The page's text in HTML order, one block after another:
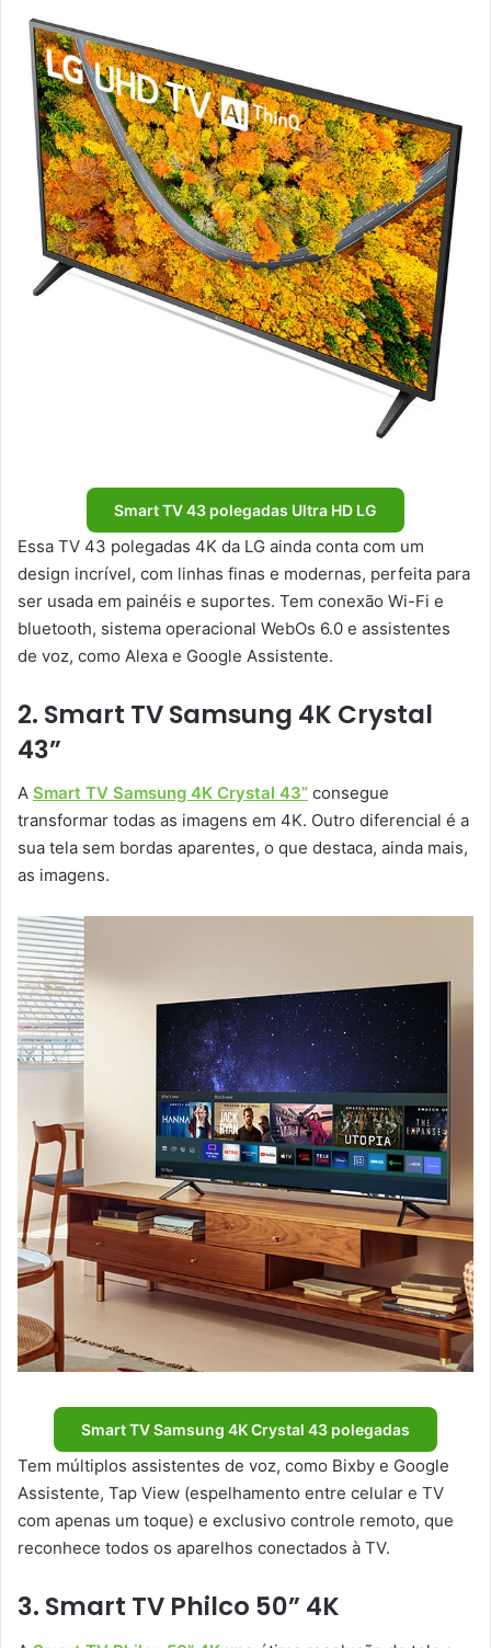
Smart TV 43 polegadas Ultra HD LG
Essa TV 43 polegadas 4K da LG ainda conta com um
design incrível, com linhas finas e modernas, perfeita para
ser usada em painéis e suportes. Tem conexão Wi-Fi e
bluetooth, sistema operacional WebOs 6.0 e assistentes
de voz, como Alexa e Google Assistente.
2. Smart TV Samsung 4K Crystal
43”
A Smart TV Samsung 4K Crystal 43” consegue
transformar todas as imagens em 4K. Outro diferencial é a
sua tela sem bordas aparentes, o que destaca, ainda mais,
as imagens.
Smart TV Samsung 4K Crystal 43 polegadas
Tem múltiplos assistentes de voz, como Bixby e Google
Assistente, Tap View (espelhamento entre celular e TV
com apenas um toque) e exclusivo controle remoto, que
reconhece todos os aparelhos conectados à TV.
3. Smart TV Philco 50” 4K